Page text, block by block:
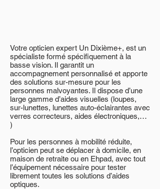
Votre opticien expert Un Dixième+, est un
spécialiste formé spécifiquement à la
basse vision. Il garantit un
accompagnement personnalisé et apporte
des solutions sur-mesure pour les
personnes malvoyantes. Il dispose d’une
large gamme d’aides visuelles (loupes,
sur-lunettes, lunettes auto-éclairantes avec
verres correcteurs, aides électroniques,…
)
Pour les personnes à mobilité réduite,
l’opticien peut se déplacer à domicile, en
maison de retraite ou en Ehpad, avec tout
l’équipement nécessaire pour tester
librement toutes les solutions d’aides
optiques.